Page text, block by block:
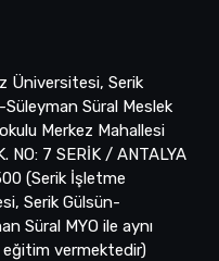
Üniversitesi, Serik
Süleyman Süral Meslek
Merkez Mahallesi
NO: 7 SERİK / ANTALYA
(Serik İşletme
Serik Gülsün-
Süral MYO ile aynı
vermektedir)